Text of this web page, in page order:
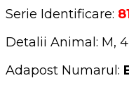
Serie Identificare:
Detalii Animal: M,
Adapost Numarul: